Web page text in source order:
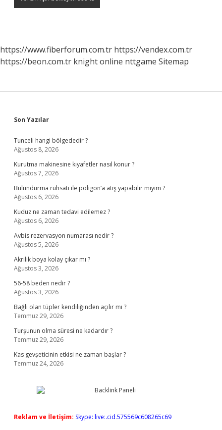
https://www.fiberforum.com.tr https://vendex.com.tr
https://beon.com.tr knight online nttgame Sitemap
Sidebar
Son Yazılar
Tunceli hangi bölgededir ?
Ağustos 8, 2026
Kurutma makinesine kıyafetler nasıl konur ?
Ağustos 7, 2026
Bulundurma ruhsatı ile poligon’a atış yapabilir miyim ?
Ağustos 6, 2026
Kuduz ne zaman tedavi edilemez ?
Ağustos 6, 2026
Avbis rezervasyon numarası nedir ?
Ağustos 5, 2026
Akrilik boya kolay çıkar mı ?
Ağustos 3, 2026
56-58 beden nedir ?
Ağustos 3, 2026
Bağlı olan tüpler kendiliğinden açılır mı ?
Temmuz 29, 2026
Turşunun olma süresi ne kadardır ?
Temmuz 29, 2026
Kas gevşeticinin etkisi ne zaman başlar ?
Temmuz 24, 2026
Reklam ve İletişim: Skype: live:.cid.575569c608265c69